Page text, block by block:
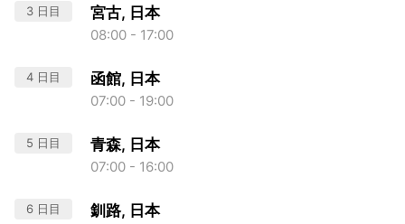
3 日目 宮古, 日本
08:00 - 17:00
4 日目 函館, 日本
07:00 - 19:00
5 日目 青森, 日本
07:00 - 16:00
6 日目 釧路, 日本